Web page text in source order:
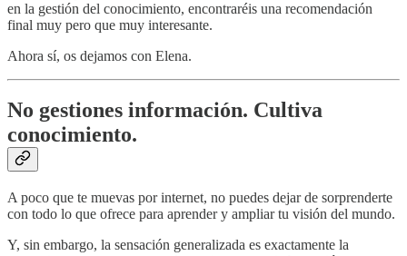
en la gestión del conocimiento, encontraréis una recomendación
final muy pero que muy interesante.
Ahora sí, os dejamos con Elena.
No gestiones información. Cultiva
conocimiento.
A poco que te muevas por internet, no puedes dejar de sorprenderte
con todo lo que ofrece para aprender y ampliar tu visión del mundo.
Y, sin embargo, la sensación generalizada es exactamente la